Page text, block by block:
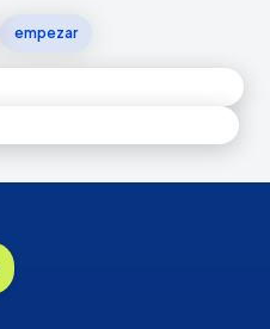
empezar